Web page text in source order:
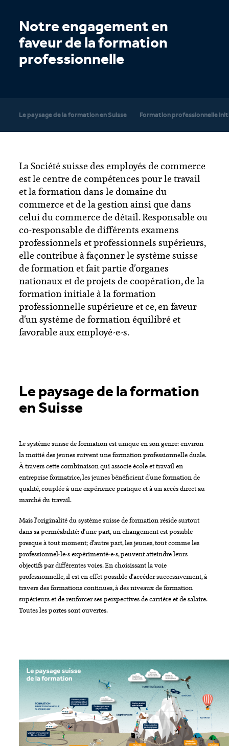
Notre engagement en
faveur de la formation
professionnelle
Le paysage de la formation en Suisse Formation professionnelle
La Société suisse des employés de commerce
est le centre de compétences pour le travail
et la formation dans le domaine du
commerce et de la gestion ainsi que dans
celui du commerce de détail. Responsable ou
co-responsable de différents examens
professionnels et professionnels supérieurs,
elle contribue à façonner le système suisse
de formation et fait partie d'organes
nationaux et de projets de coopération, de la
formation initiale à la formation
professionnelle supérieure et ce, en faveur
d'un système de formation équilibré et
favorable aux employé-e-s.
Le paysage de la formation
en Suisse
Le système suisse de formation est unique en son genre: environ
la moitié des jeunes suivent une formation professionnelle duale.
À travers cette combinaison qui associe école et travail en
entreprise formatrice, les jeunes bénéficient d'une formation de
qualité, couplée à une expérience pratique et à un accès direct au
marché du travail.
Mais l'originalité du système suisse de formation réside surtout
dans sa perméabilité: d'une part, un changement est possible
presque à tout moment; d'autre part, les jeunes, tout comme les
professionnel-le-s expérimenté-e-s, peuvent atteindre leurs
objectifs par différentes voies. En choisissant la voie
professionnelle, il est en effet possible d'accéder successivement, à
travers des formations continues, à des niveaux de formation
supérieurs et de renforcer ses perspectives de carrière et de salaire.
Toutes les portes sont ouvertes.